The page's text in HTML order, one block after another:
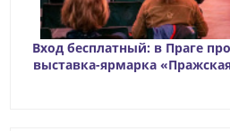
Вход бесплатный: в Праге
выставка-ярмарка